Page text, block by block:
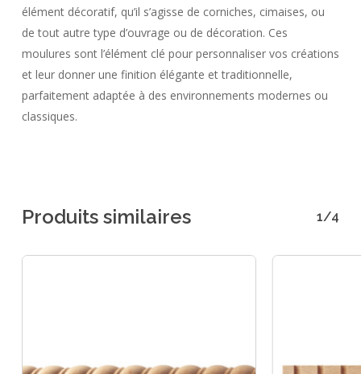
élément décoratif, qu’il s’agisse de corniches, cimaises, ou
de tout autre type d’ouvrage ou de décoration. Ces
moulures sont l’élément clé pour personnaliser vos créations
et leur donner une finition élégante et traditionnelle,
parfaitement adaptée à des environnements modernes ou
classiques.
Produits similaires 1/4